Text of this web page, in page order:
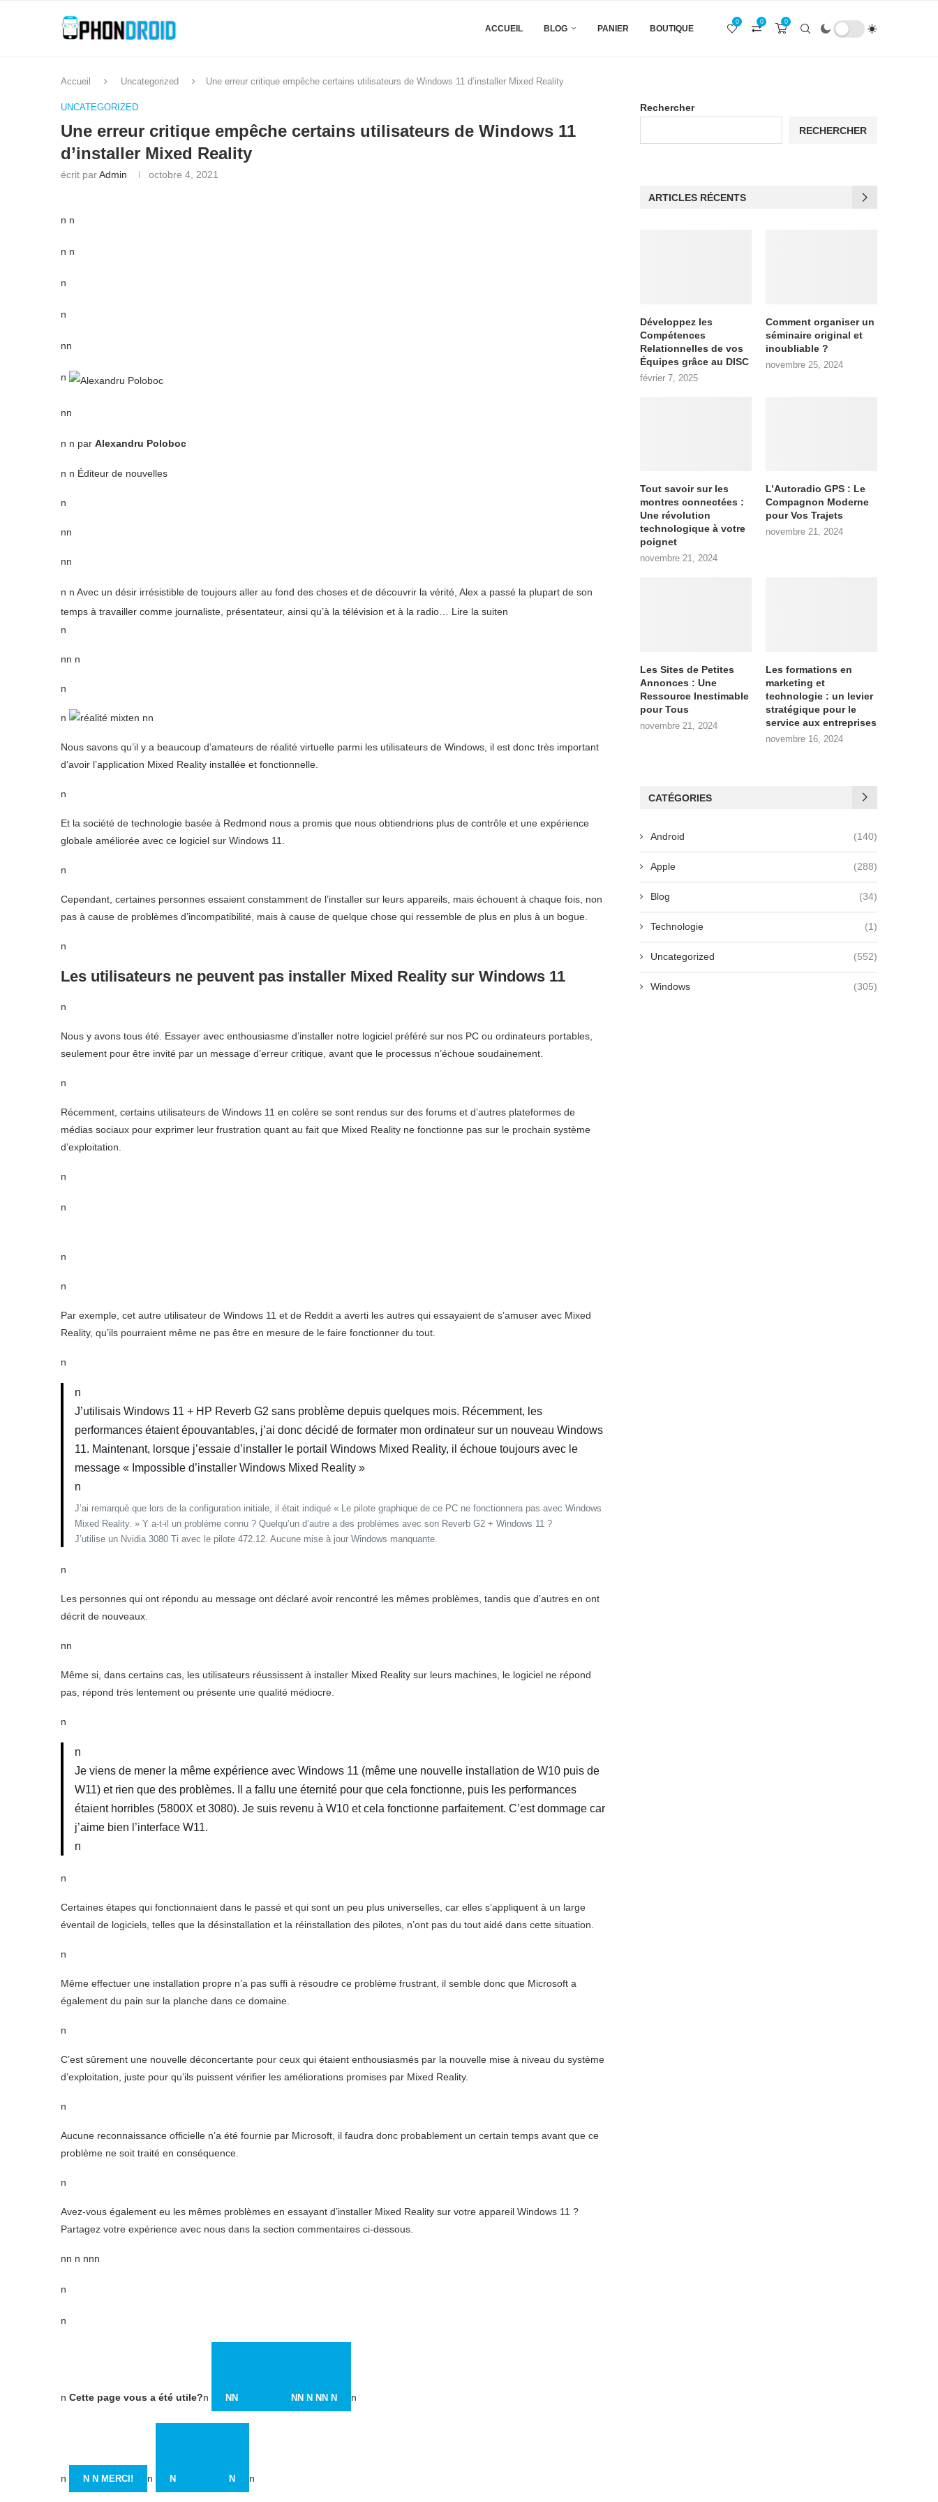
ACCUEIL BLOG PANIER BOUTIQUE
0
0
0
Accueil Uncategorized Une erreur critique empêche certains utilisateurs de Windows 11 d’installer Mixed Reality
UNCATEGORIZED
Une erreur critique empêche certains utilisateurs de Windows 11
d’installer Mixed Reality
écrit parAdmin octobre 4, 2021
n n
n n
n
n
nn
n
nn
n n par Alexandru Poloboc
n n Éditeur de nouvelles
n
nn
nn
n n Avec un désir irrésistible de toujours aller au fond des choses et de découvrir la vérité, Alex a passé la plupart de son
temps à travailler comme journaliste, présentateur, ainsi qu’à la télévision et à la radio… Lire la suiten
n
nn n
n
n n nn
Nous savons qu’il y a beaucoup d’amateurs de réalité virtuelle parmi les utilisateurs de Windows, il est donc très important
d’avoir l’application Mixed Reality installée et fonctionnelle.
n
Et la société de technologie basée à Redmond nous a promis que nous obtiendrions plus de contrôle et une expérience
globale améliorée avec ce logiciel sur Windows 11.
n
Cependant, certaines personnes essaient constamment de l’installer sur leurs appareils, mais échouent à chaque fois, non
pas à cause de problèmes d’incompatibilité, mais à cause de quelque chose qui ressemble de plus en plus à un bogue.
n
Les utilisateurs ne peuvent pas installer Mixed Reality sur Windows 11
n
Nous y avons tous été. Essayer avec enthousiasme d’installer notre logiciel préféré sur nos PC ou ordinateurs portables,
seulement pour être invité par un message d’erreur critique, avant que le processus n’échoue soudainement.
n
Récemment, certains utilisateurs de Windows 11 en colère se sont rendus sur des forums et d’autres plateformes de
médias sociaux pour exprimer leur frustration quant au fait que Mixed Reality ne fonctionne pas sur le prochain système
d’exploitation.
n
n
n
n
Par exemple, cet autre utilisateur de Windows 11 et de Reddit a averti les autres qui essayaient de s’amuser avec Mixed
Reality, qu’ils pourraient même ne pas être en mesure de le faire fonctionner du tout.
n
n
J’utilisais Windows 11 + HP Reverb G2 sans problème depuis quelques mois. Récemment, les
performances étaient épouvantables, j’ai donc décidé de formater mon ordinateur sur un nouveau Windows
11. Maintenant, lorsque j’essaie d’installer le portail Windows Mixed Reality, il échoue toujours avec le
message « Impossible d’installer Windows Mixed Reality »
n
J’ai remarqué que lors de la configuration initiale, il était indiqué « Le pilote graphique de ce PC ne fonctionnera pas avec Windows
Mixed Reality. » Y a-t-il un problème connu ? Quelqu’un d’autre a des problèmes avec son Reverb G2 + Windows 11 ?
J’utilise un Nvidia 3080 Ti avec le pilote 472.12. Aucune mise à jour Windows manquante.
n
Les personnes qui ont répondu au message ont déclaré avoir rencontré les mêmes problèmes, tandis que d’autres en ont
décrit de nouveaux.
nn
Même si, dans certains cas, les utilisateurs réussissent à installer Mixed Reality sur leurs machines, le logiciel ne répond
pas, répond très lentement ou présente une qualité médiocre.
n
n
Je viens de mener la même expérience avec Windows 11 (même une nouvelle installation de W10 puis de
W11) et rien que des problèmes. Il a fallu une éternité pour que cela fonctionne, puis les performances
étaient horribles (5800X et 3080). Je suis revenu à W10 et cela fonctionne parfaitement. C’est dommage car
j’aime bien l’interface W11.
n
n
Certaines étapes qui fonctionnaient dans le passé et qui sont un peu plus universelles, car elles s’appliquent à un large
éventail de logiciels, telles que la désinstallation et la réinstallation des pilotes, n’ont pas du tout aidé dans cette situation.
n
Même effectuer une installation propre n’a pas suffi à résoudre ce problème frustrant, il semble donc que Microsoft a
également du pain sur la planche dans ce domaine.
n
C’est sûrement une nouvelle déconcertante pour ceux qui étaient enthousiasmés par la nouvelle mise à niveau du système
d’exploitation, juste pour qu’ils puissent vérifier les améliorations promises par Mixed Reality.
n
Aucune reconnaissance officielle n’a été fournie par Microsoft, il faudra donc probablement un certain temps avant que ce
problème ne soit traité en conséquence.
n
Avez-vous également eu les mêmes problèmes en essayant d’installer Mixed Reality sur votre appareil Windows 11 ?
Partagez votre expérience avec nous dans la section commentaires ci-dessous.
nn n nnn
n
n
n Cette page vous a été utile?n NN NN N NN N n
n N N MERCI! n N N n
Rechercher
RECHERCHER
ARTICLES RÉCENTS
Développez les
Compétences
Relationnelles de vos
Équipes grâce au DISC
février 7, 2025
Comment organiser un
séminaire original et
inoubliable ?
novembre 25, 2024
Tout savoir sur les
montres connectées :
Une révolution
technologique à votre
poignet
novembre 21, 2024
L’Autoradio GPS : Le
Compagnon Moderne
pour Vos Trajets
novembre 21, 2024
Les Sites de Petites
Annonces : Une
Ressource Inestimable
pour Tous
novembre 21, 2024
Les formations en
marketing et
technologie : un levier
stratégique pour le
service aux entreprises
novembre 16, 2024
CATÉGORIES
Android (140)
Apple (288)
Blog (34)
Technologie (1)
Uncategorized (552)
Windows (305)